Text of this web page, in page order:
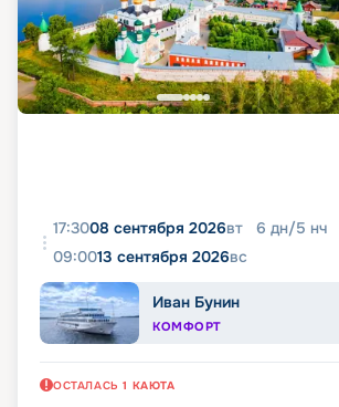
17:3008 сентября 2026вт 6 дн/5 нч
09:0013 сентября 2026вс
Иван Бунин
КОМФОРТ
ОСТАЛАСЬ 1 КАЮТА